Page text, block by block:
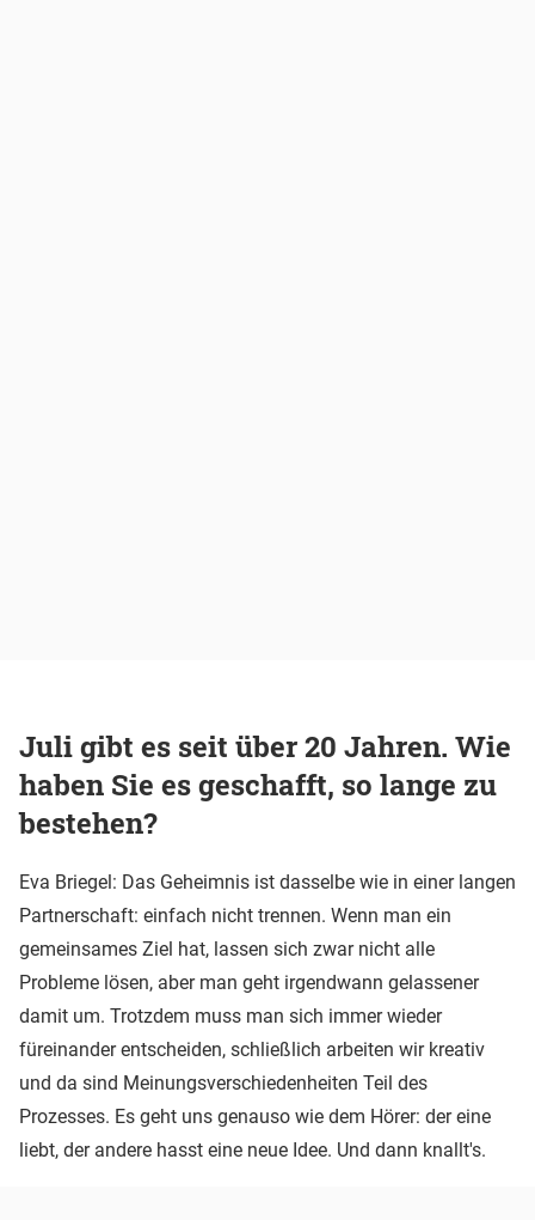
Juli gibt es seit über 20 Jahren. Wie
haben Sie es geschafft, so lange zu
bestehen?
Eva Briegel: Das Geheimnis ist dasselbe wie in einer langen
Partnerschaft: einfach nicht trennen. Wenn man ein
gemeinsames Ziel hat, lassen sich zwar nicht alle
Probleme lösen, aber man geht irgendwann gelassener
damit um. Trotzdem muss man sich immer wieder
füreinander entscheiden, schließlich arbeiten wir kreativ
und da sind Meinungsverschiedenheiten Teil des
Prozesses. Es geht uns genauso wie dem Hörer: der eine
liebt, der andere hasst eine neue Idee. Und dann knallt's.